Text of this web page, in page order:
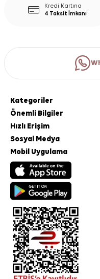
Kredi Kartına
4 Taksit İmkanı
Kategoriler
Önemli Bilgiler
Hızlı Erişim
Sosyal Medya
Mobil Uygulama